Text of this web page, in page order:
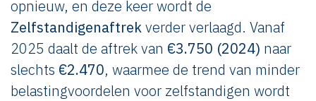
opnieuw, en deze keer wordt de
Zelfstandigenaftrekverder verlaagd. Vanaf
2025 daalt de aftrek van €3.750 (2024) naar
slechts €2.470, waarmee de trend van minder
belastingvoordelen voor zelfstandigen wordt